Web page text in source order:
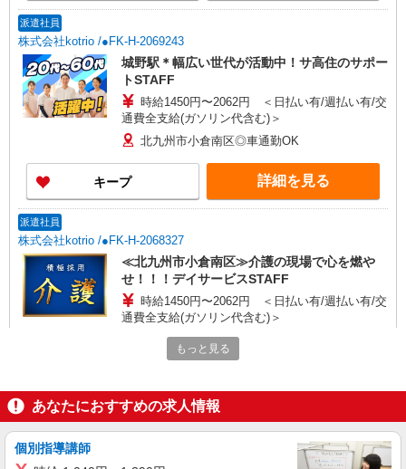
派遣社員
株式会社kotrio /●FK-H-2069243
城野駅＊幅広い世代が活動中！サ高住のサポー
トSTAFF
時給1450円〜2062円 ＜日払い有/週払い有/交
通費全支給(ガソリン代含む)＞
北九州市小倉南区◎車通勤OK
キープ 詳細を見る
派遣社員
株式会社kotrio /●FK-H-2068327
≪北九州市小倉南区≫介護の現場で心を燃や
せ！！！デイサービスSTAFF
時給1450円〜2062円 ＜日払い有/週払い有/交
通費全支給(ガソリン代含む)＞
小倉南区内 車通勤OK・ガソリン代支給
派遣社員
株式会社kotrio /●FK-H-1879972
下曽根駅≪ホテルみたいに綺麗なサ高住★身体
もっと見る
あなたにおすすめの求人情報
個別指導講師